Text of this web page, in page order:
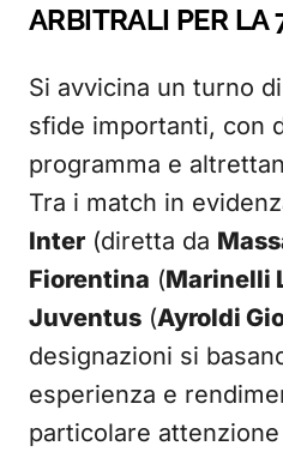
ARBITRALI PER LA
Si avvicina un turno di
sfide importanti, con
programma e
Tra i match in
Inter (diretta da
Fiorentina (Marinelli
Juventus (Ayroldi
designazioni si
esperienza e
particolare